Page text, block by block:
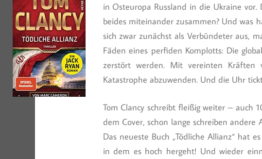
in Osteuropa Russland in die Ukraine
beides miteinander zusammen? Und was
sich zwar zunächst als Verbündeter aus,
Fäden eines perfiden Komplotts: Die
zerstört werden. Mit vereinten Kräften
Katastrophe abzuwenden. Und die Uhr
Tom Clancy schreibt fleißig weiter – auch
dem Cover, schon lange schreiben
Das neueste Buch „Tödliche Allianz“ hat
in dem es hoch hergeht! Und wieder